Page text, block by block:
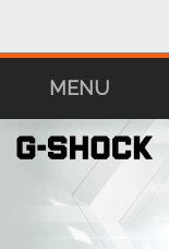
MENU